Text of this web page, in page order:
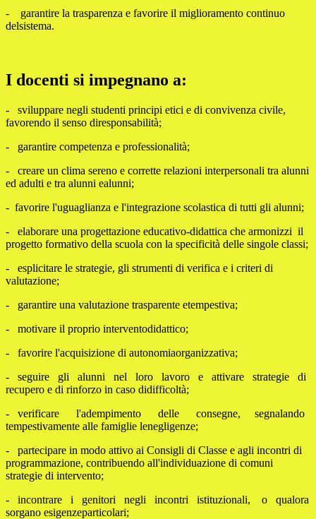
- garantire la trasparenza e favorire il miglioramento continuo
delsistema.
I docenti si impegnano a:
- sviluppare negli studenti principi etici e di convivenza civile,
favorendo il senso diresponsabilità;
- garantire competenza e professionalità;
- creare un clima sereno e corrette relazioni interpersonali tra alunni
ed adulti e tra alunni ealunni;
- favorire l'uguaglianza e l'integrazione scolastica di tutti gli alunni;
- elaborare una progettazione educativo-didattica che armonizzi il
progetto formativo della scuola con la specificità delle singole classi;
- esplicitare le strategie, gli strumenti di verifica e i criteri di
valutazione;
- garantire una valutazione trasparente etempestiva;
- motivare il proprio interventodidattico;
- favorire l'acquisizione di autonomiaorganizzativa;
- seguire gli alunni nel loro lavoro e attivare strategie di
recupero e di rinforzo in caso didifficoltà;
- verificare l'adempimento delle consegne, segnalando
tempestivamente alle famiglie lenegligenze;
- partecipare in modo attivo ai Consigli di Classe e agli incontri di
programmazione, contribuendo all'individuazione di comuni
strategie di intervento;
- incontrare i genitori negli incontri istituzionali, o qualora
sorgano esigenzeparticolari;